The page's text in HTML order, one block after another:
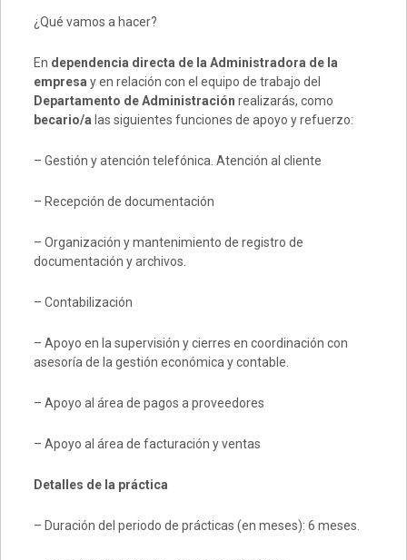
¿Qué vamos a hacer?
En dependencia directa de la Administradora de la
empresa y en relación con el equipo de trabajo del
Departamento de Administración realizarás, como
becario/a las siguientes funciones de apoyo y refuerzo:
– Gestión y atención telefónica. Atención al cliente
– Recepción de documentación
– Organización y mantenimiento de registro de
documentación y archivos.
– Contabilización
– Apoyo en la supervisión y cierres en coordinación con
asesoría de la gestión económica y contable.
– Apoyo al área de pagos a proveedores
– Apoyo al área de facturación y ventas
Detalles de la práctica
– Duración del periodo de prácticas (en meses): 6 meses.